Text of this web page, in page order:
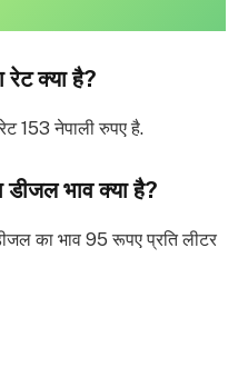
रेट क्या है?
153 नेपाली रुपए है.
डीजल भाव क्या है?
का भाव 95 रूपए प्रति लीटर